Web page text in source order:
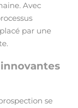
Avec
par une
se